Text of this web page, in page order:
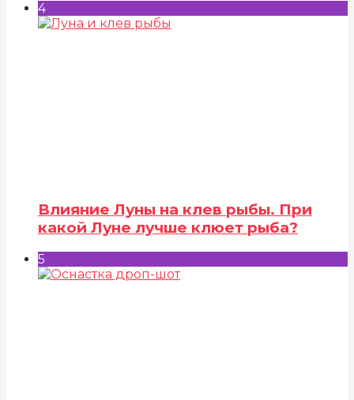
4
Влияние Луны на клев рыбы. При
какой Луне лучше клюет рыба?
5